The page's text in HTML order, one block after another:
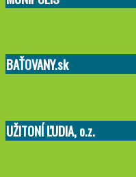
BAŤOVANY.sk
UŽITONÍ ĽUDIA, o.z.